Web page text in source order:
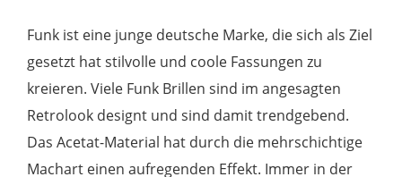
Funk ist eine junge deutsche Marke, die sich als Ziel
gesetzt hat stilvolle und coole Fassungen zu
kreieren. Viele Funk Brillen sind im angesagten
Retrolook designt und sind damit trendgebend.
Das Acetat-Material hat durch die mehrschichtige
Machart einen aufregenden Effekt. Immer in der